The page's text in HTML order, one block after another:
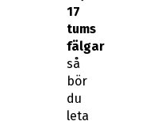
17
tums
fälgar
så
bör
du
leta